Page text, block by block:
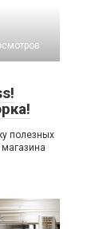
полезных